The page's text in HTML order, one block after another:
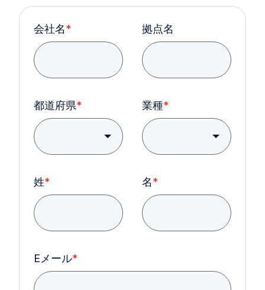
会社名* 拠点名
都道府県* 業種*
姓* 名*
Eメール*